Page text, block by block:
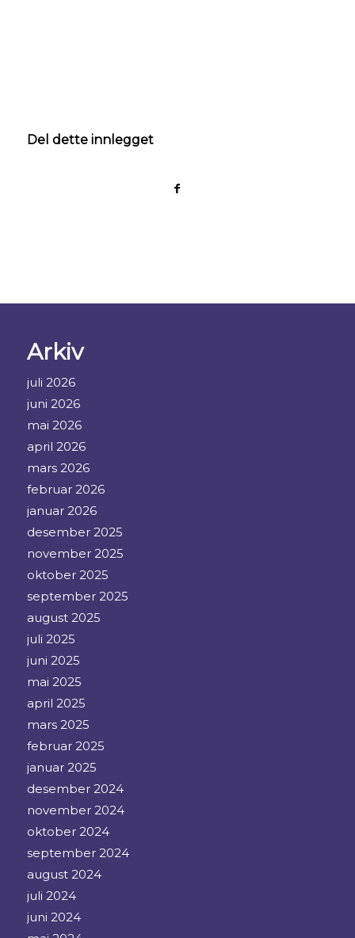
Del dette innlegget
Arkiv
juli 2026
juni 2026
mai 2026
april 2026
mars 2026
februar 2026
januar 2026
desember 2025
november 2025
oktober 2025
september 2025
august 2025
juli 2025
juni 2025
mai 2025
april 2025
mars 2025
februar 2025
januar 2025
desember 2024
november 2024
oktober 2024
september 2024
august 2024
juli 2024
juni 2024